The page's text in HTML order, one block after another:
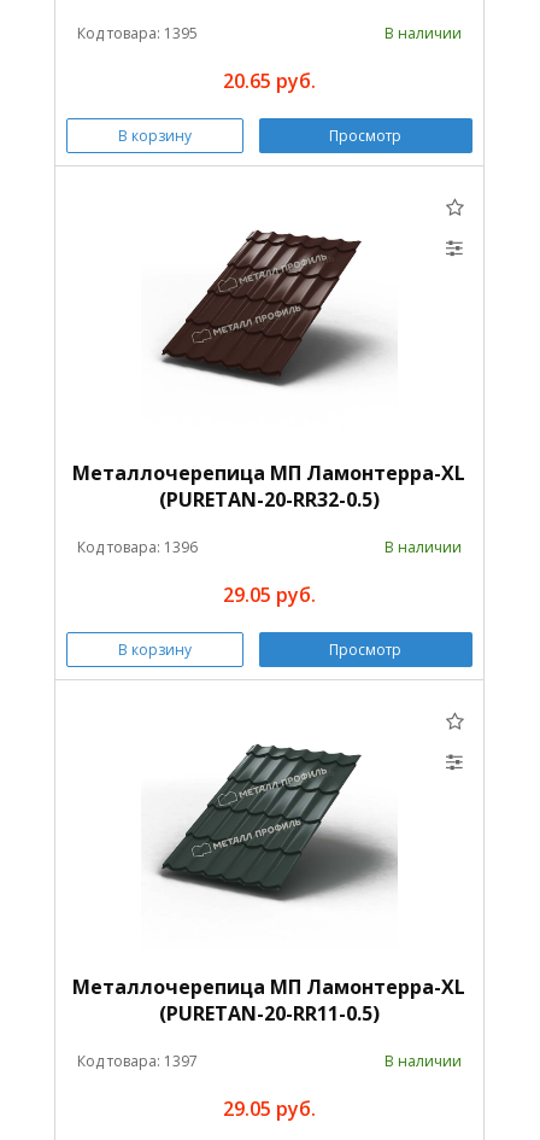
Код товара: 1395 В наличии
20.65 руб.
В корзину Просмотр
Металлочерепица МП Ламонтерра-XL
(PURETAN-20-RR32-0.5)
Код товара: 1396 В наличии
29.05 руб.
В корзину Просмотр
Металлочерепица МП Ламонтерра-XL
(PURETAN-20-RR11-0.5)
Код товара: 1397 В наличии
29.05 руб.